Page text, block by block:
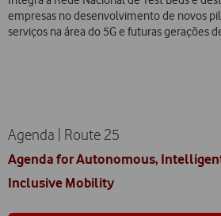
empresas no desenvolvimento de novos
serviços na área do 5G e futuras gerações
Agenda | Route 25
Agenda for Autonomous,
Inclusive Mobility